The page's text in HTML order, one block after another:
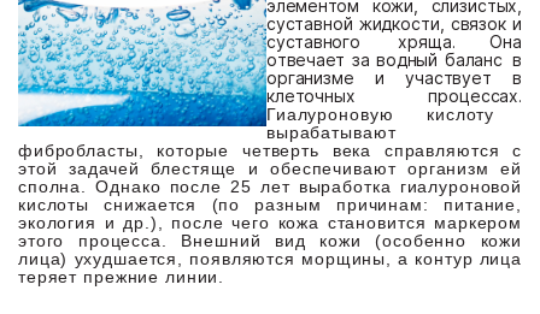
элементом кожи, слизистых,
суставной жидкости, связок и
суставного хряща.
Она
отвечает за водный баланс в
организме и участвует
в
клеточных процессах.
Гиалуроновую кислоту
вырабатывают
фибробласты, которые четверть века справляются с
этой задачей блестяще и обеспечивают организм ей
сполна. Однако после 25 лет выработка гиалуроновой
кислоты снижается (по разным причинам: питание,
экология и др.), после чего кожа становится маркером
этого процесса. Внешний вид кожи (особенно кожи
лица) ухудшается, появляются морщины, а контур лица
теряет прежние линии.